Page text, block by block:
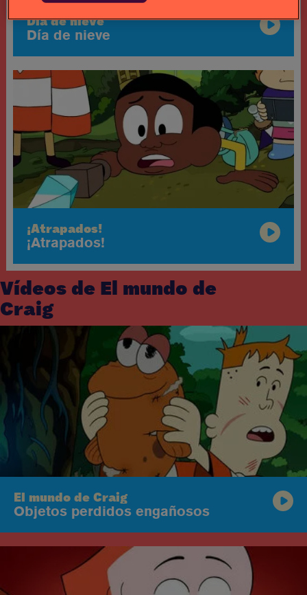
Día de nieve
Día de nieve
¡Atrapados!
¡Atrapados!
Vídeos de El mundo de
Craig
El mundo de Craig
Objetos perdidos engañosos